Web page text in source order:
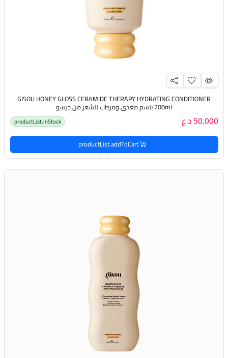
GISOU HONEY GLOSS CERAMIDE THERAPY HYDRATING CONDITIONER
200ml بلسم مغذي ومرطب للشعر من جيسو
50,000 د.ع productList.inStock
productList.addToCart